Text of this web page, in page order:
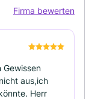
Firma bewerten
Gewissen
aus,ich
Herr